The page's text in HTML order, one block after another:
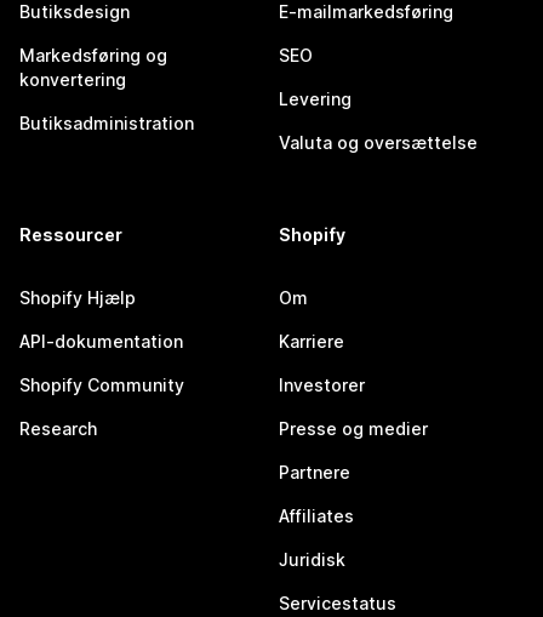
Butiksdesign
Markedsføring og
konvertering
Butiksadministration
E-mailmarkedsføring
SEO
Levering
Valuta og oversættelse
Ressourcer
Shopify Hjælp
API-dokumentation
Shopify Community
Research
Shopify
Om
Karriere
Investorer
Presse og medier
Partnere
Affiliates
Juridisk
Servicestatus